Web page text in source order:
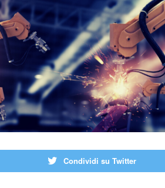
Condividi su Twitter